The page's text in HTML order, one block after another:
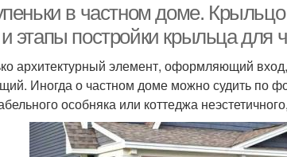
в частном доме.
этапы постройки крыльца для
архитектурный элемент, оформляющий
Иногда о частном доме можно судить по
особняка или коттеджа